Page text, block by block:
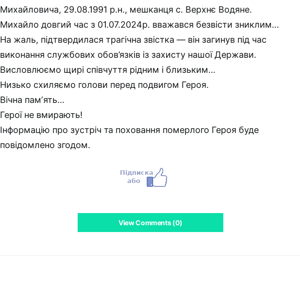
Михайловича, 29.08.1991 р.н., мешканця с. Верхнє Водяне.
Михайло довгий час з 01.07.2024р. вважався безвісти зниклим…
На жаль, підтвердилася трагічна звістка — він загинув під час
виконання службових обов’язків із захисту нашої Держави.
Висловлюємо щирі співчуття рідним і близьким…
Низько схиляємо голови перед подвигом Героя.
Вічна памʼять…
Герої не вмирають!
Інформацію про зустріч та поховання померлого Героя буде
повідомлено згодом.
View Comments (0)